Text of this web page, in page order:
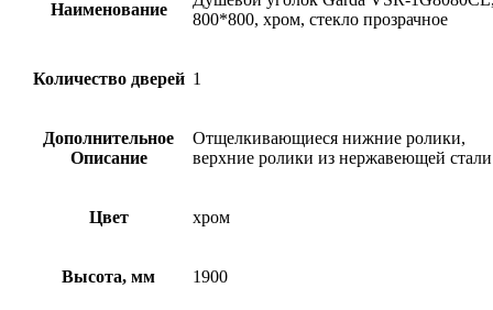
Наименование
800*800, хром, стекло прозрачное
Количество дверей 1
Дополнительное
Описание
Отщелкивающиеся нижние ролики,
верхние ролики из нержавеющей стали
Цвет хром
Высота, мм 1900